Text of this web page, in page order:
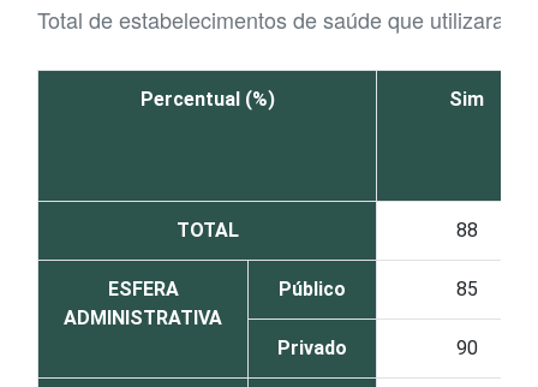
Total de estabelecimentos de saúde que utilizaram
Percentual (%) Sim
TOTAL 88
ESFERA
ADMINISTRATIVA
Público 85
Privado 90